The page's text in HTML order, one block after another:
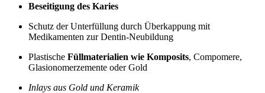
Beseitigung des Karies
Schutz der Unterfüllung durch Überkappung mit
Medikamenten zur Dentin-Neubildung
Plastische Füllmaterialien wie Komposits, Compomere,
Glasionomerzemente oder Gold
Inlays aus Gold und Keramik